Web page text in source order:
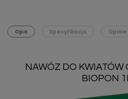
Opis Specyfikacja Opinie
NAWÓZ DO KWIATÓW
BIOPON